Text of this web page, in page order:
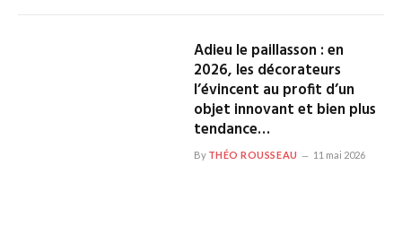
Adieu le paillasson : en
2026, les décorateurs
l’évincent au profit d’un
objet innovant et bien plus
tendance…
By THÉO ROUSSEAU 11 mai 2026